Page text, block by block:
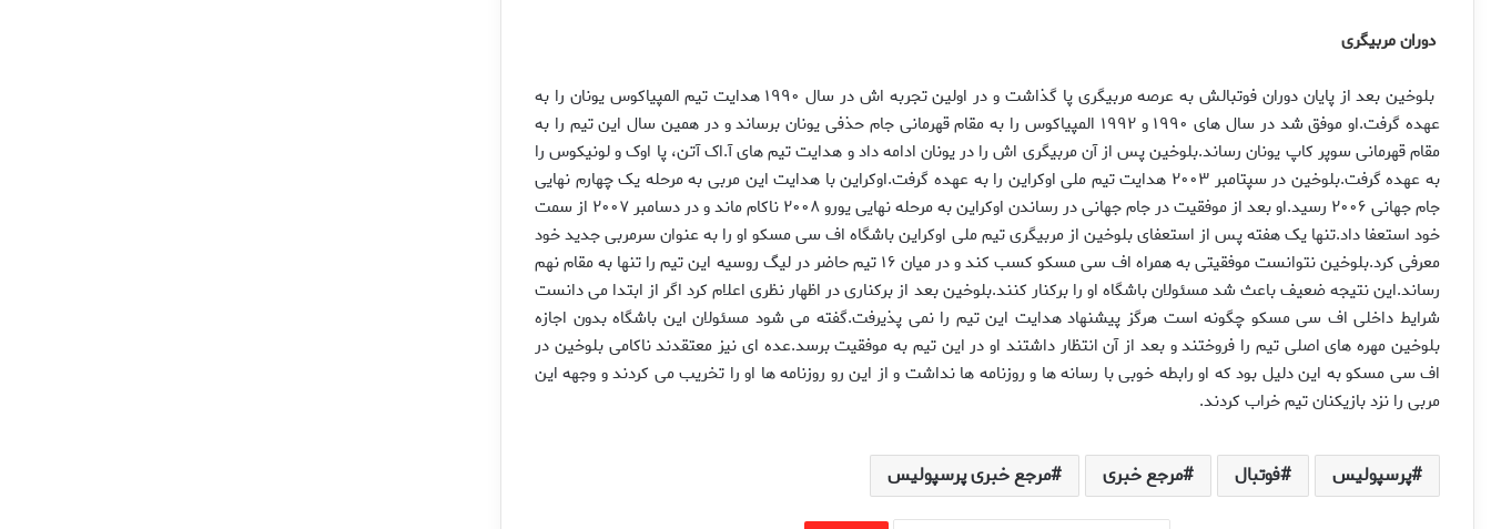
دوران مربیگری
بلوخین بعد از پایان دوران فوتبالش به عرصه مربیگری پا گذاشت و در اولین تجربه اش در سال ۱۹۹۰ هدایت تیم المپیاکوس یونان را به
عهده گرفت.او موفق شد در سال های ۱۹۹۰ و ۱۹۹۲ المپیاکوس را به مقام قهرمانی جام حذفی یونان برساند و در همین سال این تیم را به
مقام قهرمانی سوپر کاپ یونان رساند.بلوخین پس از آن مربیگری اش را در یونان ادامه داد و هدایت تیم های آ.اک آتن، پا اوک و لونیکوس را
به عهده گرفت.بلوخین در سپتامبر ۲۰۰۳ هدایت تیم ملی اوکراین را به عهده گرفت.اوکراین با هدایت این مربی به مرحله یک چهارم نهایی
جام جهانی ۲۰۰۶ رسید.او بعد از موفقیت در جام جهانی در رساندن اوکراین به مرحله نهایی یورو ۲۰۰۸ ناکام ماند و در دسامبر ۲۰۰۷ از سمت
خود استعفا داد.تنها یک هفته پس از استعفای بلوخین از مربیگری تیم ملی اوکراین باشگاه اف سی مسکو او را به عنوان سرمربی جدید خود
معرفی کرد.بلوخین نتوانست موفقیتی به همراه اف سی مسکو کسب کند و در میان ۱۶ تیم حاضر در لیگ روسیه این تیم را تنها به مقام نهم
رساند.این نتیجه ضعیف باعث شد مسئولان باشگاه او را برکنار کنند.بلوخین بعد از برکناری در اظهار نظری اعلام کرد اگر از ابتدا می دانست
شرایط داخلی اف سی مسکو چگونه است هرگز پیشنهاد هدایت این تیم را نمی پذیرفت.گفته می شود مسئولان این باشگاه بدون اجازه
بلوخین مهره های اصلی تیم را فروختند و بعد از آن انتظار داشتند او در این تیم به موفقیت برسد.عده ای نیز معتقدند ناکامی بلوخین در
اف سی مسکو به این دلیل بود که او رابطه خوبی با رسانه ها و روزنامه ها نداشت و از این رو روزنامه ها او را تخریب می کردند و وجهه این
مربی را نزد بازیکنان تیم خراب کردند.
پرسپولیس فوتبال مرجع خبری مرجع خبری پرسپولیس